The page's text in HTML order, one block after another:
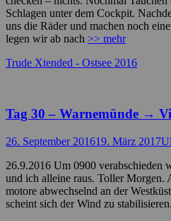
Schlagen unter dem Cockpit.
uns die Räder und machen noch
legen wir ab nach >> mehr
Kategorien
Trude Xtended - Ostsee 2016
Tag 30 – Warnemünde →
Posted
26. September 201619. März 2017
26.9.2016 Um 0900 verabschieden
und ich alleine raus. Toller Morgen.
motore abwechselnd an der
scheint sich der Wind zu